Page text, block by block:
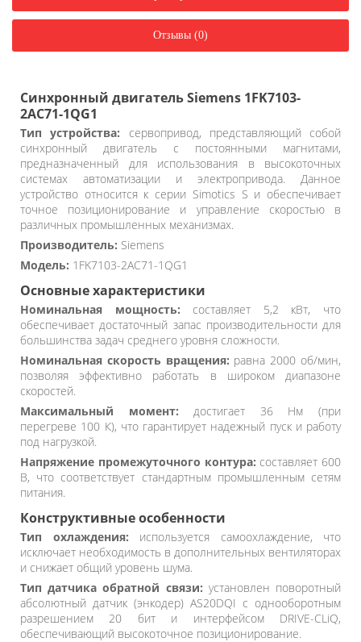
Отзывы (0)
Синхронный двигатель Siemens 1FK7103-
2AC71-1QG1
Тип устройства: сервопривод, представляющий собой
синхронный двигатель с постоянными магнитами,
предназначенный для использования в высокоточных
системах автоматизации и электропривода. Данное
устройство относится к серии Simotics S и обеспечивает
точное позиционирование и управление скоростью в
различных промышленных механизмах.
Производитель: Siemens
Модель: 1FK7103-2AC71-1QG1
Основные характеристики
Номинальная мощность: составляет 5,2 кВт, что
обеспечивает достаточный запас производительности для
большинства задач среднего уровня сложности.
Номинальная скорость вращения: равна 2000 об/мин,
позволяя эффективно работать в широком диапазоне
скоростей.
Максимальный момент: достигает 36 Нм (при
перегреве 100 К), что гарантирует надежный пуск и работу
под нагрузкой.
Напряжение промежуточного контура: составляет 600
В, что соответствует стандартным промышленным сетям
питания.
Конструктивные особенности
Тип охлаждения: используется самоохлаждение, что
исключает необходимость в дополнительных вентиляторах
и снижает общий уровень шума.
Тип датчика обратной связи: установлен поворотный
абсолютный датчик (энкодер) AS20DQI с однооборотным
разрешением 20 бит и интерфейсом DRIVE-CLiQ,
обеспечивающий высокоточное позиционирование.